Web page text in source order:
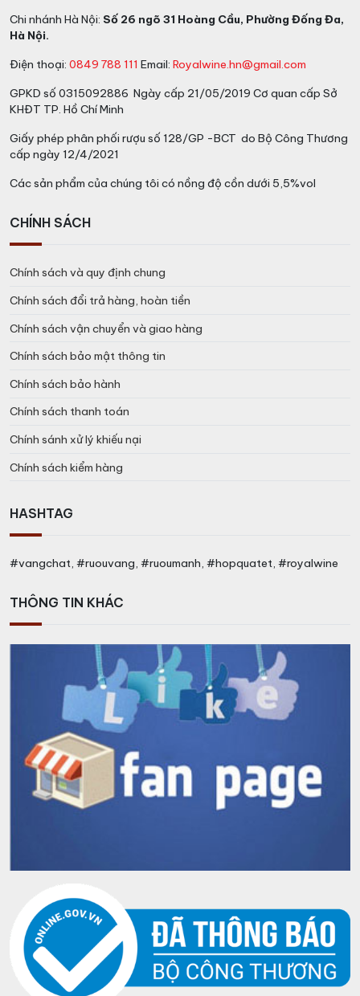
Chi nhánh Hà Nội: Số 26 ngõ 31 Hoàng Cầu, Phường Đống Đa,
Hà Nội.
Điện thoại: 0849 788 111 Email: Royalwine.hn@gmail.com
GPKD số 0315092886 Ngày cấp 21/05/2019 Cơ quan cấp Sở
KHĐT TP. Hồ Chí Minh
Giấy phép phân phối rượu số 128/GP -BCT do Bộ Công Thương
cấp ngày 12/4/2021
Các sản phẩm của chúng tôi có nồng độ cồn dưới 5,5%vol
CHÍNH SÁCH
Chính sách và quy định chung
Chính sách đổi trả hàng, hoàn tiền
Chính sách vận chuyển và giao hàng
Chính sách bảo mật thông tin
Chính sách bảo hành
Chính sách thanh toán
Chính sánh xử lý khiếu nại
Chính sách kiểm hàng
HASHTAG
#vangchat, #ruouvang, #ruoumanh, #hopquatet, #royalwine
THÔNG TIN KHÁC